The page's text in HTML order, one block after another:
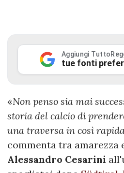
Aggiungi
tue fonti
«Non penso sia mai
storia del calcio di
una traversa in così
commenta tra amarezza
Alessandro Cesarini